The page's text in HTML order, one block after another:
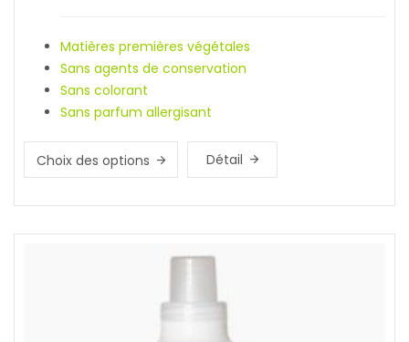
Matières premières végétales
Sans agents de conservation
Sans colorant
Sans parfum allergisant
Choix des options Détail